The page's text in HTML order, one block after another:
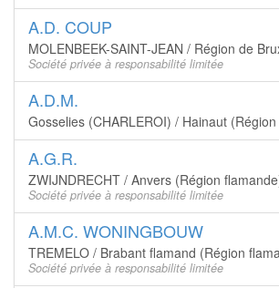
A.D. COUP
MOLENBEEK-SAINT-JEAN / Région de
Société privée à responsabilité limitée
A.D.M.
Gosselies (CHARLEROI) / Hainaut
A.G.R.
ZWIJNDRECHT / Anvers (Région
Société privée à responsabilité limitée
A.M.C. WONINGBOUW
TREMELO / Brabant flamand (Région
Société privée à responsabilité limitée